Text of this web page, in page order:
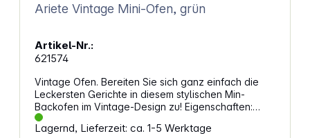
Ariete Vintage Mini-Ofen, grün
Artikel-Nr.:
621574
Vintage Ofen. Bereiten Sie sich ganz einfach die
Leckersten Gerichte in diesem stylischen Min-
Backofen im Vintage-Design zu! Eigenschaften:
Kapazität: 18 l Leistung: 1380 Watt Edelstahlgrill
Aluminiumschale 3 Kochpositionen 60-Minuten-
Lagernd, Lieferzeit: ca. 1-5 Werktage